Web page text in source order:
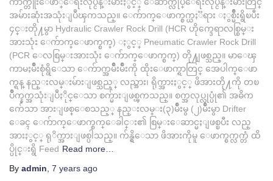
အမ်ားဆုံးအသုံးျပဳၾကသည္။ ေက်ာက္ေဖာက္စက္ယႏၱရား ႏွစ္မ်ဳိးရွိၿပီး
၄င္းတို႔မွာ Hydraulic Crawler Rock Drill (HCR ဟိုက္ဒေရာလစ္စြမ္း
အားသုံး ေက်ာက္ေဖာက္စက္) ႏွင့္ Pneumatic Crawler Rock Drill
(PCR ေလစြမ္းအားသုံး ေက်ာက္ေဖာက္စက္) တို႔ျဖစ္သည္။ မာေၾ
ကာမႈမ်ဳိးစုံရွိေသာ ေက်ာက္အမ်ဳိးမ်ဳိးကို ထိုးေဖာက္ရာတြင္ အေပါက္ေဖာ
က္ရန္ နည္းလမ္းမ်ားျဖစ္သည့္ လည္အား၊ ရိုက္အားႏွင့္ ဖိအားတို႔ကို တၿ
ပိဳက္နက္အသုံးျပဳႏိုင္ေသာ စက္မ်ားျဖစ္ၾကသည္။ စက္အလုပ္လုပ္ပုံ၏ အဓိက
က်ေသာ အားျဖစ္ေစသည့္ နည္းလမ္း(၃)မ်ဳိးမွ (၂)မ်ဳိးမွာ Drifter
ေခၚ ေက်ာက္ေဖာက္စက္ေခါင္း၏ စြမ္းေဆာင္မႈျဖစ္ၿပီး လည္
အားႏွင့္ ရုိက္အားျဖစ္ပါသည္။ က်န္ရွိေသာ ဖိအားကိုမူ ေဖာက္စက္လက္တံ ထိ
ပ္ပိုင္းရွိ Feed Read more…
By admin 7 years ago